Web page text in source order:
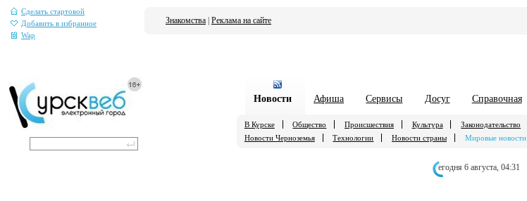
Сделать стартовой
Добавить в избранное
Wap
Знакомства Реклама на сайте
Новости Афиша Сервисы Досуг Справочная
В Курске Общество Происшествия Культура Законодательство
Новости Черноземья
Технологии Новости страны Мировые новости
егодня 6 августа, 04:31